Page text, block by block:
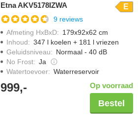
Etna AKV5178IZWA E
9 reviews
Afmeting HxBxD: 179x92x62 cm
Inhoud: 347 l koelen + 181 l vriezen
Geluidsniveau: Normaal - 40 dB
No Frost: Ja
Watertoevoer: Waterreservoir
999,- Op voorraad
Bestel